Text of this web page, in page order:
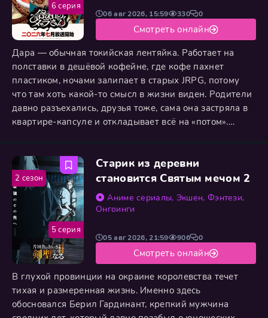
Дара — обычная токийская лентяйка. Работает на
полставки в дешёвой кофейне, где кофе пахнет
пластиком, ночами залипает в старых JRPG, потому
что там хоть какой-то смысл в жизни виден. Родители
давно разъехались, друзья тоже, сама она застряла в
квартире-капсуле и откладывает всё на «потом».
названия. Проводишь пальцем по экрану — и
реальность начинает плыть. Сначала мелочи:
лампочка загорается
06 авг 2026, 15:59 330 0
Смотреть онлайн
6 серия
Старик из деревни
становится Святым мечом 2
Аниме сериалы, Экшен, Фэнтези,
Онгоинги
В глухой провинции на окраине королевства течет
тихая и размеренная жизнь. Именно здесь
обосновался Берил Гардинант, крепкий мужчина
05 авг 2026, 21:59 906 0
Смотреть онлайн
5 серия
2 сезон